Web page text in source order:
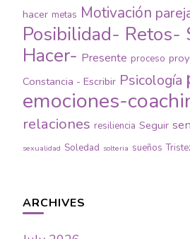
hacer metas Motivación
Posibilidad- Retos-
Hacer- Presente proceso
Constancia - Escribir Psicología
emociones-
relaciones resiliencia Seguir
sexualidad Soledad solteria sueños
ARCHIVES